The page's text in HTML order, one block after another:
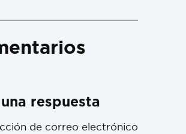
respuesta
de correo electrónico